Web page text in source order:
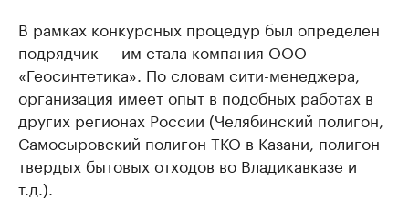
В рамках конкурсных процедур был определен
подрядчик — им стала компания ООО
«Геосинтетика». По словам сити-менеджера,
организация имеет опыт в подобных работах в
других регионах России (Челябинский полигон,
Самосыровский полигон ТКО в Казани, полигон
твердых бытовых отходов во Владикавказе и
т.д.).